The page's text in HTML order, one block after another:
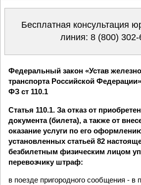
Бесплатная консультация
линия: 8 (800) 302-
Федеральный закон «Устав
транспорта Российской
ФЗ ст 110.1
Статья 110.1. За отказ от
документа (билета), а также от
оказание услуги по его
установленных статьей 82
безбилетным физическим лицом
перевозчику штраф:
в поезде пригородного сообщения - в